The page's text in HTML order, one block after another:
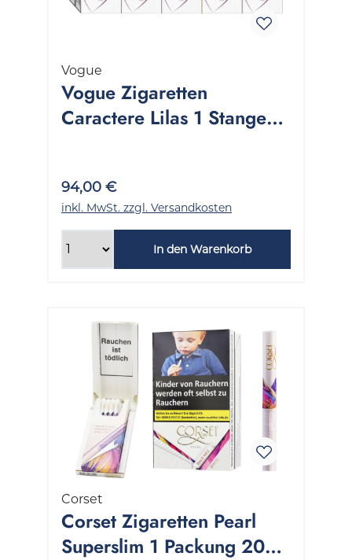
Vogue
Vogue Zigaretten
Caractere Lilas 1 Stange
94,00 €
inkl. MwSt. zzgl. Versandkosten
In den Warenkorb
Corset
Corset Zigaretten Pearl
Superslim 1 Packung 20